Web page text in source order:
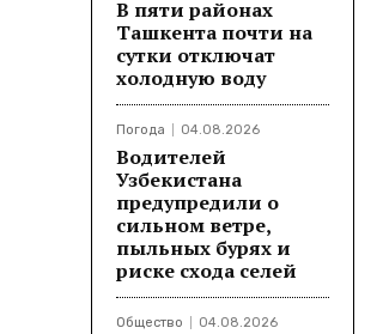
В пяти районах
Ташкента почти на
сутки отключат
холодную воду
Погода 04.08.2026
Водителей
Узбекистана
предупредили о
сильном ветре,
пыльных бурях и
риске схода селей
Общество 04.08.2026